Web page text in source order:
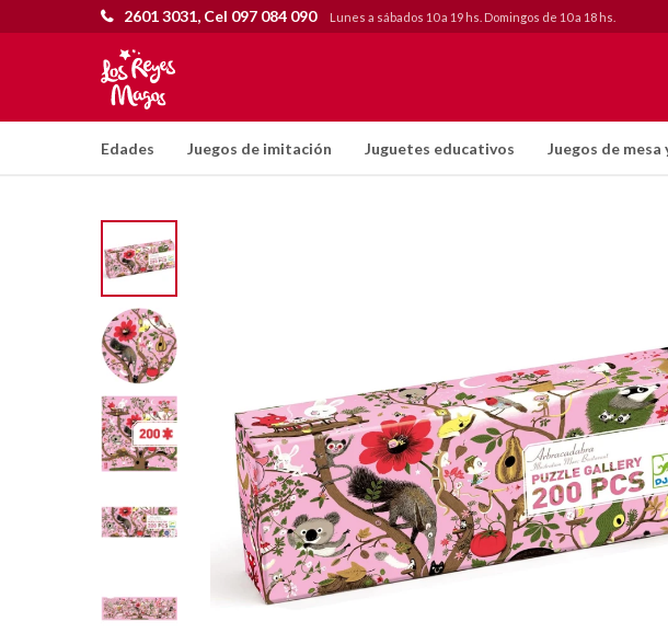
Edades Juegos de imitación Juguetes educativos Juegos de mesa
2601 3031, Cel 097 084 090 Lunes a sábados 10 a 19 hs. Domingos de 10 a 18 hs.